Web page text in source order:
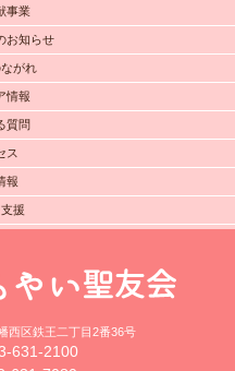
事業
お知らせ
がれ
情報
質問
ス
報
援
西区鉄王二丁目2番36号
631-2100